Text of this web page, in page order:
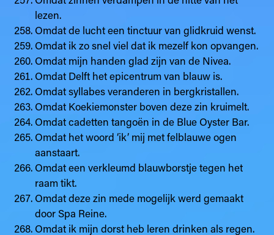
lezen.
Omdat de lucht een tinctuur van glidkruid wenst.
Omdat ik zo snel viel dat ik mezelf kon opvangen.
Omdat mijn handen glad zijn van de Nivea.
Omdat Delft het epicentrum van blauw is.
Omdat syllabes veranderen in bergkristallen.
Omdat Koekiemonster boven deze zin kruimelt.
Omdat cadetten tangoën in de Blue Oyster Bar.
Omdat het woord ‘ik’ mij met felblauwe ogen
aanstaart.
Omdat een verkleumd blauwborstje tegen het
raam tikt.
Omdat deze zin mede mogelijk werd gemaakt
door Spa Reine.
Omdat ik mijn dorst heb leren drinken als regen.